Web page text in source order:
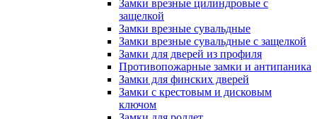
Замки врезные цилиндровые с
защелкой
Замки врезные сувальдные
Замки врезные сувальдные с защелкой
Замки для дверей из профиля
Противопожарные замки и антипаника
Замки для финских дверей
Замки с крестовым и дисковым
ключом